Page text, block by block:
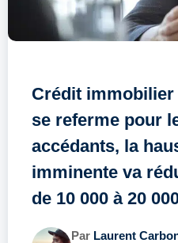
Crédit
se referme pour
accédants, la
imminente va
de 10 000 à 20
Par Laurent